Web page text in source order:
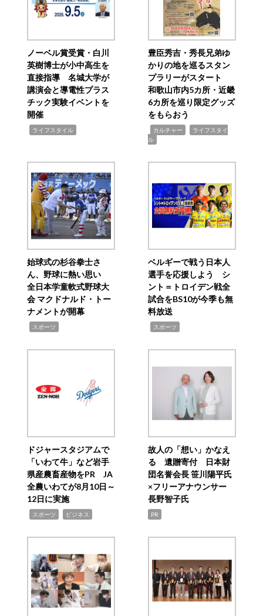
ノーベル賞受賞・白川
英樹博士が小中高生を
直接指導 名城大学が
講演会と導電性プラス
チック実験イベントを
開催
ライフスタイル
豊臣秀吉・秀長兄弟ゆ
かりの地を巡るスタン
プラリーがスタート
和歌山市内5カ所・近畿
6カ所を巡り限定グッズ
をもらおう
カルチャー
ライフスタイ
ル
始球式の杉谷拳士さ
ん、野球に熱い思い
全日本学童軟式野球大
会 マクドナルド・トー
ナメントが開幕
スポーツ
ベルギーで戦う日本人
選手を応援しよう シ
ント＝トロイデン戦全
試合をBS10が今季も無
料放送
スポーツ
ドジャースタジアムで
「いわて牛」など岩手
県産農畜産物をPR JA
全農いわてが8月10日～
12日に実施
スポーツ ビジネス
故人の「想い」かなえ
る 遺贈寄付 日本財
団名誉会長 笹川陽平氏
×フリーアナウンサー
長野智子氏
PR